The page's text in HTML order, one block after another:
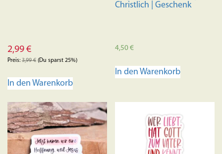
2,99 €
Preis: 3,99€ (Du sparst 25%)
In den Warenkorb
Christlich | Geschenk
4,50€
In den Warenkorb